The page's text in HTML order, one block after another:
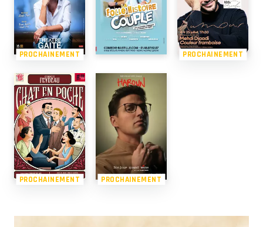
PROCHAINEMENT PROCHAINEMENT
PROCHAINEMENT PROCHAINEMENT